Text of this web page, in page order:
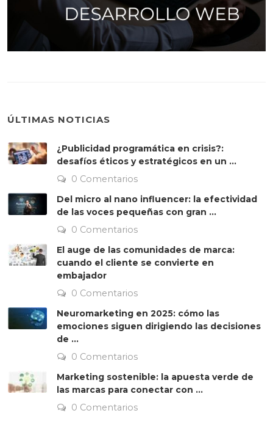
ÚLTIMAS NOTICIAS
¿Publicidad programática en crisis?:
desafíos éticos y estratégicos en un ...
0 Comentarios
Del micro al nano influencer: la efectividad
de las voces pequeñas con gran ...
0 Comentarios
El auge de las comunidades de marca:
cuando el cliente se convierte en
embajador
0 Comentarios
Neuromarketing en 2025: cómo las
emociones siguen dirigiendo las decisiones
de ...
0 Comentarios
Marketing sostenible: la apuesta verde de
las marcas para conectar con ...
0 Comentarios